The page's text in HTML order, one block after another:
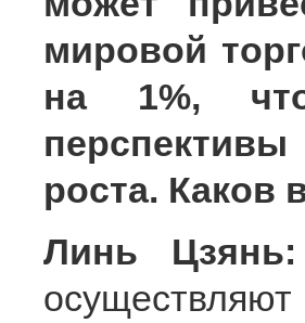
мировой
на 1%,
роста. Каков
Линь